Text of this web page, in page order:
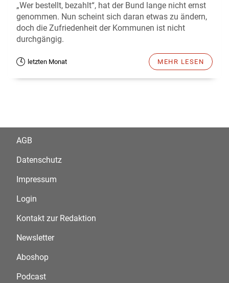
„Wer bestellt, bezahlt“, hat der Bund lange nicht ernst
genommen. Nun scheint sich daran etwas zu ändern,
doch die Zufriedenheit der Kommunen ist nicht
durchgängig.
letzten Monat MEHR LESEN
AGB
Datenschutz
Impressum
Login
Kontakt zur Redaktion
Newsletter
Aboshop
Podcast